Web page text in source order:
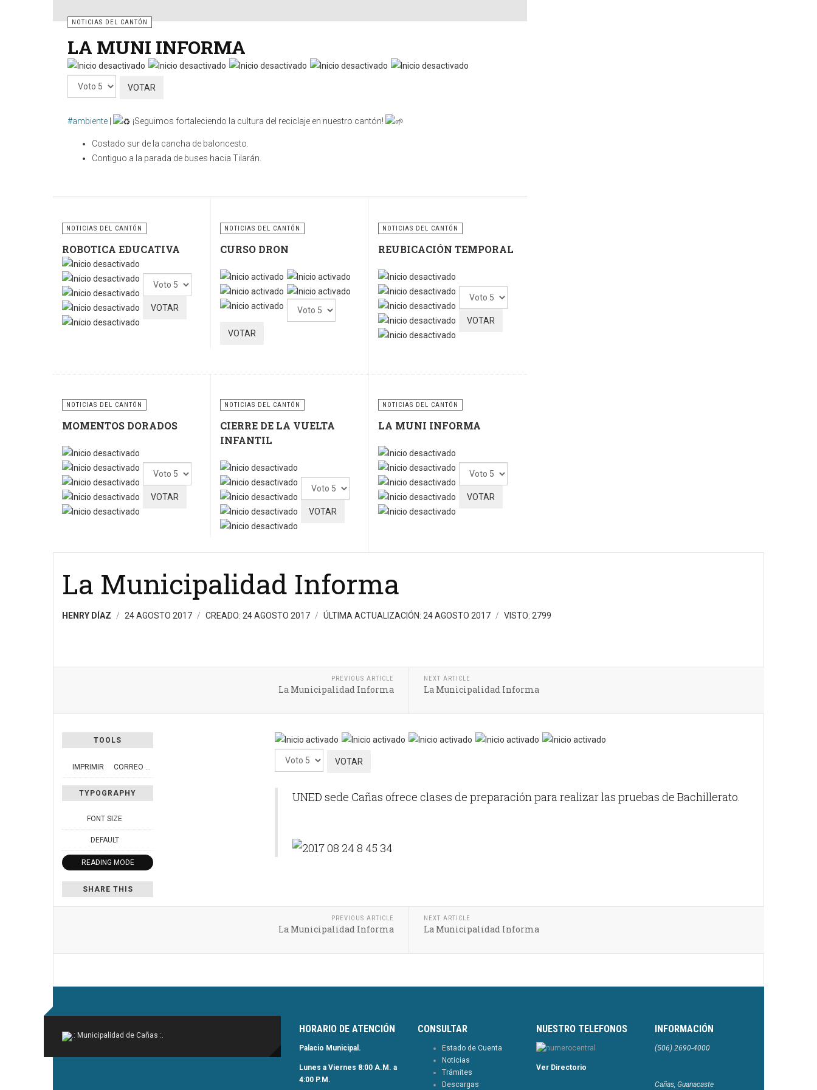
NOTICIAS DEL CANTÓN
LA MUNI INFORMA
Por
favor,
#ambiente | ¡Seguimos fortaleciendo la cultura del reciclaje en nuestro cantón!
Costado sur de la cancha de baloncesto.
Contiguo a la parada de buses hacia Tilarán.
contenedores y sigamos fomentando la cultura del reciclaje para construir un cantón más limpio, ordenado y
NOTICIAS DEL CANTÓN
ROBOTICA EDUCATIVA
Por
favor,
vote
NOTICIAS DEL CANTÓN
CURSO DRON
Ratio:5/5
Por
favor,
NOTICIAS DEL CANTÓN
REUBICACIÓN TEMPORAL
Por
favor,
vote
NOTICIAS DEL CANTÓN
MOMENTOS DORADOS
Por
favor,
vote
NOTICIAS DEL CANTÓN
CIERRE DE LA VUELTA
INFANTIL
Por
favor,
vote
NOTICIAS DEL CANTÓN
LA MUNI INFORMA
Por
favor,
vote
La Municipalidad Informa
HENRY DÍAZ 24 AGOSTO 2017 CREADO: 24 AGOSTO 2017 ÚLTIMA ACTUALIZACIÓN: 24 AGOSTO 2017 VISTO: 2799
PREVIOUS ARTICLE
La Municipalidad Informa
NEXT ARTICLE
La Municipalidad Informa
TOOLS
IMPRIMIR CORREO ELECTRÓNICO
TYPOGRAPHY
FONT SIZE
DEFAULT
READING MODE
SHARE THIS
Ratio:5 /5
Por
favor,
vote
UNED sede Cañas ofrece clases de preparación para realizar las pruebas de Bachillerato.
PREVIOUS ARTICLE
La Municipalidad Informa
NEXT ARTICLE
La Municipalidad Informa
HORARIO DE ATENCIÓN
Palacio Municipal.
Lunes a Viernes 8:00 A.M. a
4:00 P.M.
CONSULTAR
Estado de Cuenta
Noticias
Trámites
Descargas
NUESTRO TELEFONOS
Ver Directorio
INFORMACIÓN
(506) 2690-4000
Cañas, Guanacaste